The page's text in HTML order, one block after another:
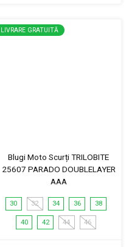
LIVRARE GRATUITĂ
Blugi Moto Scurți TRILOBITE
25607 PARADO DOUBLELAYER
AAA
30 32 34 36 38
40 42 44 46